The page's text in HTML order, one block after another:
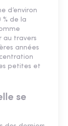
d’environ
% de la
au travers
années
petites et
se